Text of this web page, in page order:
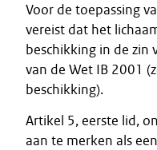
Voor de toepassing
vereist dat het
beschikking in de zin
van de Wet IB 2001
beschikking).
Artikel 5, eerste lid,
aan te merken als